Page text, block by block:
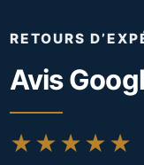
RETOURS
Avis
★★★★★